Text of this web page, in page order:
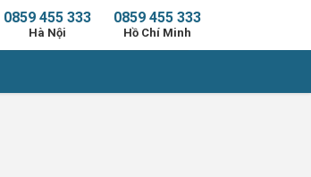
0859 455 333
Hồ Chí Minh
0859 455 333
Hà Nội